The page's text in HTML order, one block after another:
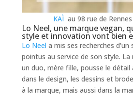
KAÌ au 98 rue de
Lo Neel, une marque vegan,
style et innovation vont bien
Lo Neel a mis ses recherches
pointus au service de son style. La
un duo, mère fille, pousse le détail
dans le design, les dessins et
à la marque, mais aussi dans la